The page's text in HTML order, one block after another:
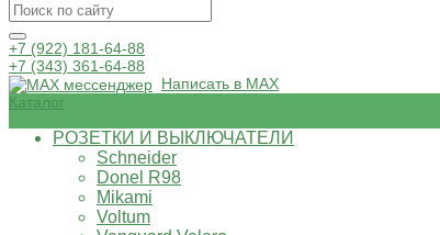
+7 (922) 181-64-88
+7 (343) 361-64-88
Написать в MAX
Каталог
РОЗЕТКИ И ВЫКЛЮЧАТЕЛИ
Schneider
Donel R98
Mikami
Voltum